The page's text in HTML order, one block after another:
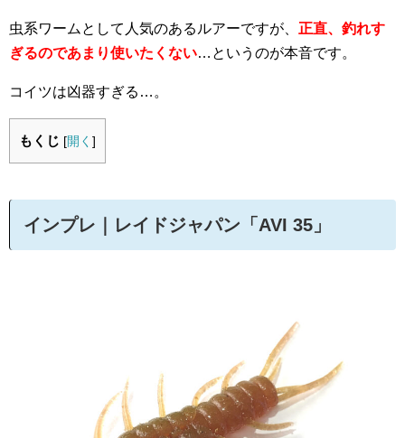
虫系ワームとして人気のあるルアーですが、 正直、釣れす
ぎるのであまり使いたくない…というのが本音です。
コイツは凶器すぎる…。
もくじ [開く ]
インプレ｜レイドジャパン「AVI 35」